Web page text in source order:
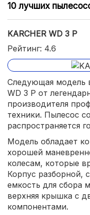
10 лучших
KARCHER WD 3 P
Рейтинг: 4.6
Следующая модель
WD 3 P от
производителя
техники. Пылесос
распространяется
Модель обладает
хорошей
колесам, которые
Корпус разборной,
емкость для сбора
верхняя крышка с
компонентами.